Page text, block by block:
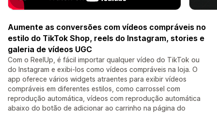
Aumente as conversões com vídeos compráveis no
estilo do TikTok Shop, reels do Instagram, stories e
galeria de vídeos UGC
Com o ReelUp, é fácil importar qualquer vídeo do TikTok ou
do Instagram e exibi-los como vídeos compráveis na loja. O
app oferece vários widgets atraentes para exibir vídeos
compráveis em diferentes estilos, como carrossel com
reprodução automática, vídeos com reprodução automática
abaixo do botão de adicionar ao carrinho na página do